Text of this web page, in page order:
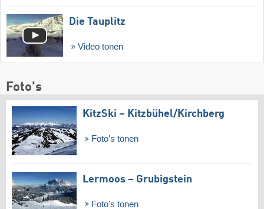
Die Tauplitz
Video tonen
Foto's
KitzSki – Kitzbühel/​Kirchberg
Foto's tonen
Lermoos – Grubigstein
Foto's tonen